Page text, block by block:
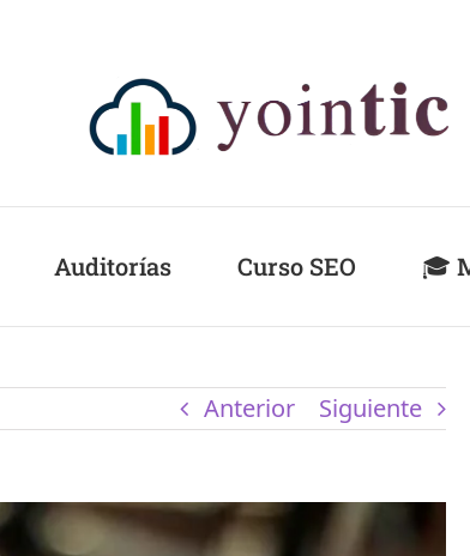
Auditorías Curso SEO 🎓
Anterior Siguiente